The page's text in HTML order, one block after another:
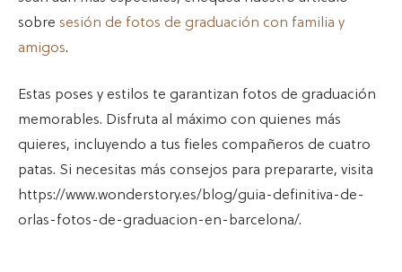
sobre sesión de fotos de graduación con familia y
amigos.
Estas poses y estilos te garantizan fotos de graduación
memorables. Disfruta al máximo con quienes más
quieres, incluyendo a tus fieles compañeros de cuatro
patas. Si necesitas más consejos para prepararte, visita
https://www.wonderstory.es/blog/guia-definitiva-de-
orlas-fotos-de-graduacion-en-barcelona/.